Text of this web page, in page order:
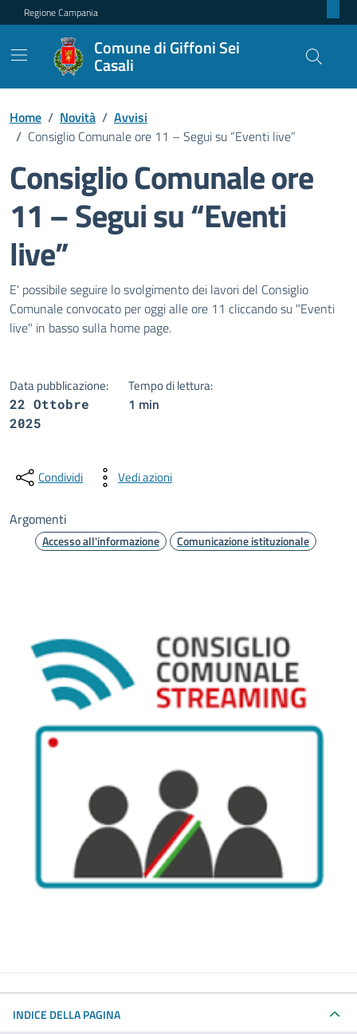
Regione Campania
Comune di Giffoni Sei
Casali
Home / Novità / Avvisi
/ Consiglio Comunale ore 11 – Segui su “Eventi live”
Consiglio Comunale ore
11 – Segui su “Eventi
live”
Dettagli della notizia
E' possibile seguire lo svolgimento dei lavori del Consiglio
Comunale convocato per oggi alle ore 11 cliccando su "Eventi
live" in basso sulla home page.
Data pubblicazione:
22 Ottobre
2025
Tempo di lettura:
1 min
Condividi Vedi azioni
Argomenti
Accesso all'informazione Comunicazione istituzionale
INDICE DELLA PAGINA